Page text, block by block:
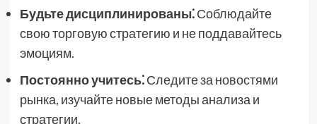
Будьте дисциплинированы⁚Соблюдайте
свою торговую стратегию и не поддавайтесь
эмоциям.
Постоянно учитесь⁚Следите за новостями
рынка, изучайте новые методы анализа и
стратегии.